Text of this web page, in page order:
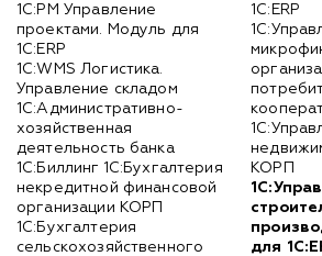
1С:PM Управление
проектами. Модуль для
1С:ERP
1С:WMS Логистика.
Управление складом
1С:Административно-
хозяйственная
деятельность банка
1С:Биллинг 1С:Бухгалтерия
некредитной финансовой
организации КОРП
1С:Бухгалтерия
сельскохозяйственного
1С:ERP
КОРП
для